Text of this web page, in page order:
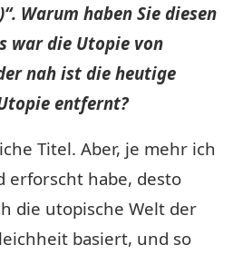
Warum haben Sie diesen
war die Utopie von
nah ist die heutige
entfernt?
Titel. Aber, je mehr ich
erforscht habe, desto
die utopische Welt der
basiert, und so